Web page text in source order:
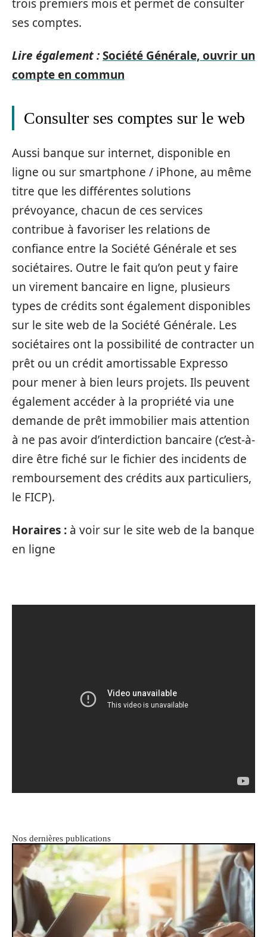
trois premiers mois et permet de consulter
ses comptes.
Lire également :Société Générale, ouvrir un
compte en commun
Consulter ses comptes sur le web
Aussi banque sur internet, disponible en
ligne ou sur smartphone / iPhone, au même
titre que les différentes solutions
prévoyance, chacun de ces services
contribue à favoriser les relations de
confiance entre la Société Générale et ses
sociétaires. Outre le fait qu’on peut y faire
un virement bancaire en ligne, plusieurs
types de crédits sont également disponibles
sur le site web de la Société Générale. Les
sociétaires ont la possibilité de contracter un
prêt ou un crédit amortissable Expresso
pour mener à bien leurs projets. Ils peuvent
également accéder à la propriété via une
demande de prêt immobilier mais attention
à ne pas avoir d’interdiction bancaire (c’est-à-
dire être fiché sur le fichier des incidents de
remboursement des crédits aux particuliers,
le FICP).
Horaires : à voir sur le site web de la banque
en ligne
Nos dernières publications